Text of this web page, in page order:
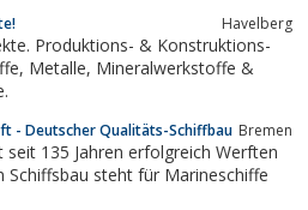
gegrün­det, betrei­ben wir heute...
Havelberg
Produktions- & Konstruktions-
&
- Deutscher Qualitäts-Schiffbau Bremen
135 Jahren erfolgreich Werften
Schiffsbau steht für Marineschiffe